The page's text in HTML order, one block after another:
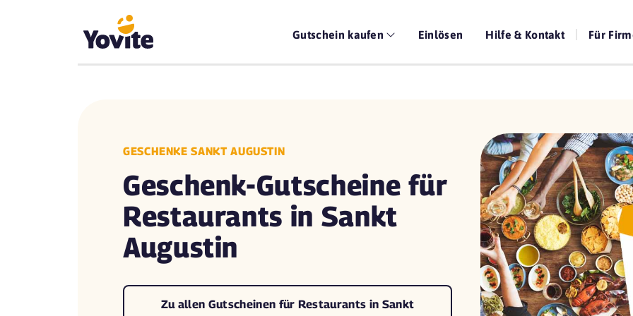
Gutschein kaufen Einlösen Hilfe & Kontakt Für
GESCHENKE SANKT AUGUSTIN
Geschenk-Gutscheine für
Restaurants in Sankt
Augustin
Zu allen Gutscheinen für Restaurants in Sankt